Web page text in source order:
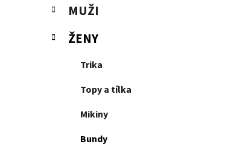
r
n
o
i
MUŽI
ŽENY
Trika
Topy a tílka
Mikiny
Bundy